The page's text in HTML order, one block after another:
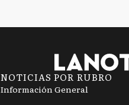
NOTICIAS POR RUBRO
Información General